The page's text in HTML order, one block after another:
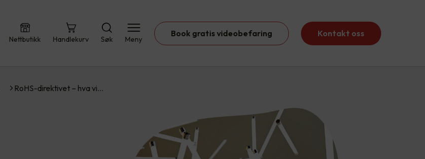
Nettbutikk Handlekurv Søk Meny
Book gratis videobefaring Kontakt oss
RoHS-direktivet – hva vi…